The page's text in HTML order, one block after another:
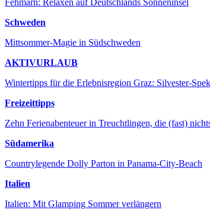
Fehmarn: Relaxen auf Deutschlands Sonneninsel
Schweden
Mittsommer-Magie in Südschweden
AKTIVURLAUB
Wintertipps für die Erlebnisregion Graz: Silvester-
Freizeittipps
Zehn Ferienabenteuer in Treuchtlingen, die (fast)
Südamerika
Countrylegende Dolly Parton in Panama-City-Beach
Italien
Italien: Mit Glamping Sommer verlängern